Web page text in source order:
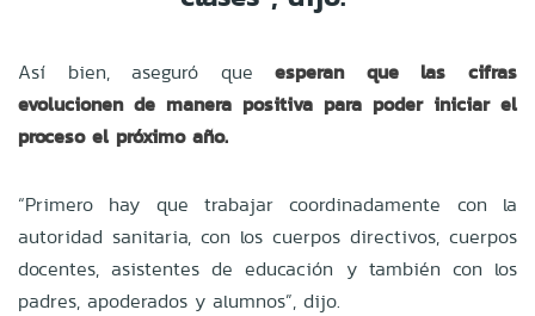
Así bien, aseguró que esperan que las cifras
evolucionen de manera positiva para poder iniciar el
proceso el próximo año.
“Primero hay que trabajar coordinadamente con la
autoridad sanitaria, con los cuerpos directivos, cuerpos
docentes, asistentes de educación y también con los
padres, apoderados y alumnos”, dijo.